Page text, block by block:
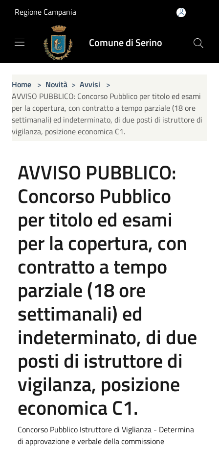
Regione Campania
Comune di Serino
Home > Novità > Avvisi >
AVVISO PUBBLICO: Concorso Pubblico per titolo ed esami
per la copertura, con contratto a tempo parziale (18 ore
settimanali) ed indeterminato, di due posti di istruttore di
vigilanza, posizione economica C1.
AVVISO PUBBLICO:
Concorso Pubblico
per titolo ed esami
per la copertura, con
contratto a tempo
parziale (18 ore
settimanali) ed
indeterminato, di due
posti di istruttore di
vigilanza, posizione
economica C1.
Concorso Pubblico Istruttore di Viglianza - Determina
di approvazione e verbale della commissione